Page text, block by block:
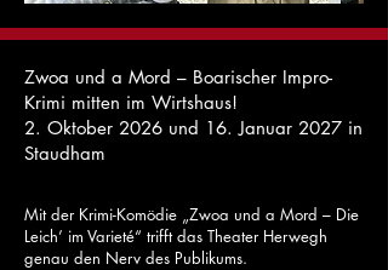
Zwoa und a Mord – Boarischer Impro-
Krimi mitten im Wirtshaus!
2. Oktober 2026 und 16. Januar 2027 in
Staudham
​​Mit der Krimi-Komödie „Zwoa und a Mord – Die
Leich’ im Varieté“ trifft das Theater Herwegh
genau den Nerv des Publikums.